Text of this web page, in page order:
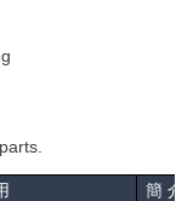
簡 介